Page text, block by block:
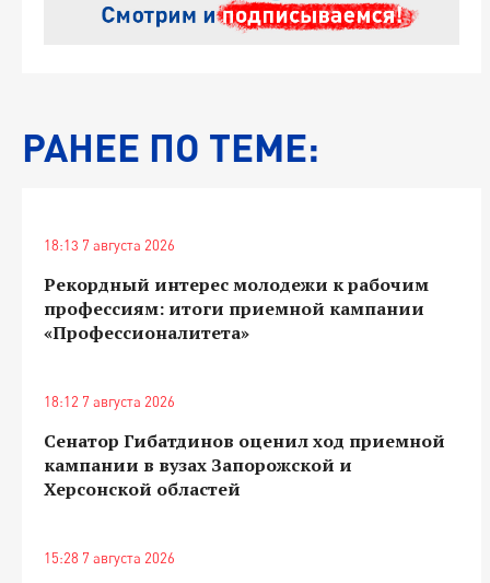
РАНЕЕ ПО ТЕМЕ:
18:13 7 августа 2026
Рекордный интерес молодежи к рабочим
профессиям: итоги приемной кампании
«Профессионалитета»
18:12 7 августа 2026
Сенатор Гибатдинов оценил ход приемной
кампании в вузах Запорожской и
Херсонской областей
15:28 7 августа 2026